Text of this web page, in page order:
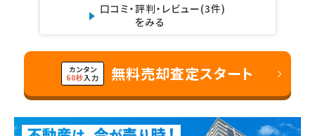
口コミ・評判・レビュー
をみる
(3件)
カンタン
60秒入力 無料売却査定スタート